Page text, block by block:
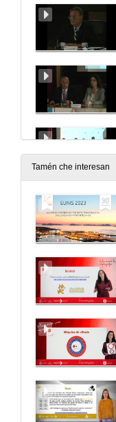
Tamén che interesan